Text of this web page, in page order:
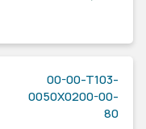
00-00-T103-
0050X0200-00-
80